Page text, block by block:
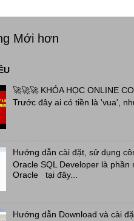
Mới hơn
🚀🚀🚀 KHÓA HỌC ONLINE
Trước đây ai có tiền là 'vua',
Hướng dẫn cài đặt, sử dụng
Oracle SQL Developer là
Oracle tại đây...
Hướng dẫn Download và cài